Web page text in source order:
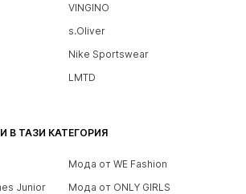
VINGINO
s.Oliver
Nike Sportswear
LMTD
В ТАЗИ КАТЕГОРИЯ
Мода от WE Fashion
Junior
Мода от ONLY GIRLS